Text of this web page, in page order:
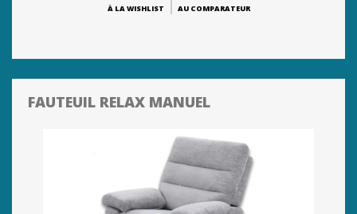
À LA WISHLIST AU COMPARATEUR
FAUTEUIL RELAX MANUEL